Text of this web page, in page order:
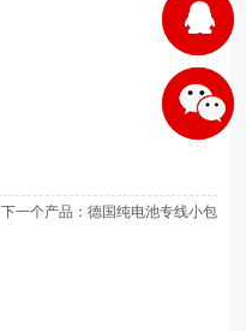
下一个产品： 德国纯电池专线小包
务
报
价
2
业
务
价微